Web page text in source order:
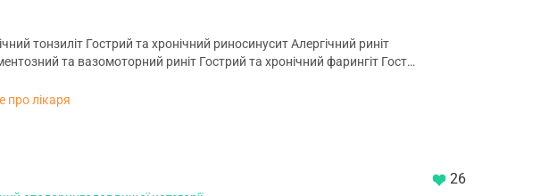
тонзиліт Гострий та хронічний риносинусит Алергічний риніт
та вазомоторний риніт Гострий та хронічний фарингіт Гост…
про лікаря
26